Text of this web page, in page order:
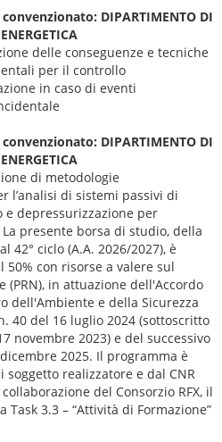
DIPARTIMENTO DI
delle conseguenze e tecniche
per il controllo
in caso di eventi
DIPARTIMENTO DI
di metodologie
l’analisi di sistemi passivi di
depressurizzazione per
presente borsa di studio, della
ciclo (A.A. 2026/2027), è
con risorse a valere sul
(PRN), in attuazione dell'Accordo
dell'Ambiente e della Sicurezza
40 del 16 luglio 2024 (sottoscritto
novembre 2023) e del successivo
2025. Il programma è
realizzatore e dal CNR
del Consorzio RFX, il
3.3 – “Attività di Formazione”